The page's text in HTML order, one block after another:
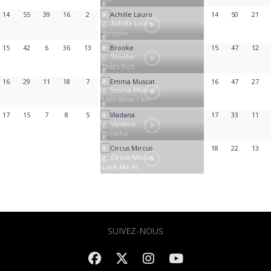
14 55 39 16 2
15 42 6 36 13
16 29 11 18 7
17 15 7 8 5
Achille Lauro
Stripper
14 50 21
Brooke
That's Rich
15 47 12
Emma Muscat
I Am What I Am
16 47 27
Vladana
Breathe
17 33 11
Circus Mircus
Lock Me In
18 22 13
SUIVEZ-NOUS